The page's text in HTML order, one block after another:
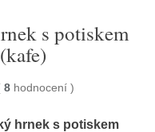
s potiskem
8 hodnocení )
hrnek s potiskem